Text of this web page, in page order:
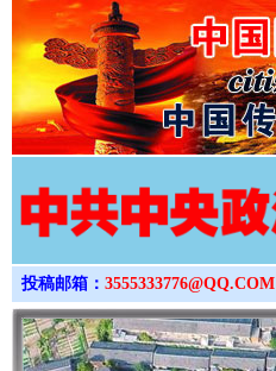
投稿邮箱： 3555333776@QQ.COM